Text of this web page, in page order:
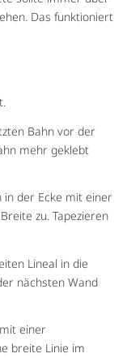
Das funktioniert
Bahn vor der
mehr geklebt
in der Ecke mit einer
zu. Tapezieren
Lineal in die
nächsten Wand
einer
breite Linie im